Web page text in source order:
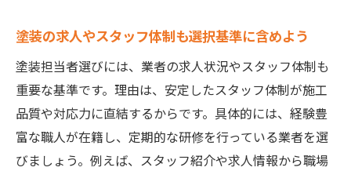
求人にも表れる塗装店のスタッフ教育体制
静岡市の気候に強い塗装担当者の特徴を解説
静岡市の湿度や雨量に強い塗装担当者の見
極め方
外壁塗装で気候対策に詳しい担当者が重宝
塗装の求人やスタッフ体制も選択基準に含めよう
塗装担当者選びには、業者の求人状況やスタッフ体制も
重要な基準です。理由は、安定したスタッフ体制が施工
品質や対応力に直結するからです。具体的には、経験豊
富な職人が在籍し、定期的な研修を行っている業者を選
びましょう。例えば、スタッフ紹介や求人情報から職場